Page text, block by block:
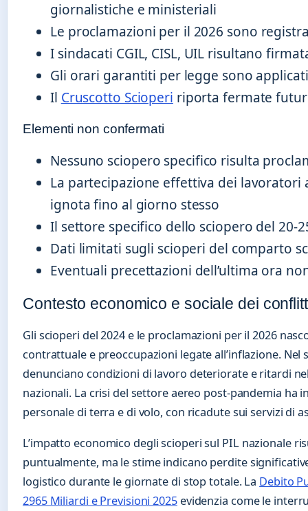
giornalistiche e ministeriali
Le proclamazioni per il 2026 sono
I sindacati CGIL, CISL, UIL risultano
Gli orari garantiti per legge sono
Il Cruscotto Scioperi riporta fermate
Elementi non confermati
Nessuno sciopero specifico risulta
La partecipazione effettiva dei
ignota fino al giorno stesso
Il settore specifico dello sciopero del
Dati limitati sugli scioperi del comparto
Eventuali precettazioni dell’ultima ora
Contesto economico e sociale dei
Gli scioperi del 2024 e le proclamazioni per il 2026
contrattuale e preoccupazioni legate all’inflazione.
denunciano condizioni di lavoro deteriorate e ritardi
nazionali. La crisi del settore aereo post-pandemia ha
personale di terra e di volo, con ricadute sui servizi di
L’impatto economico degli scioperi sul PIL nazionale
puntualmente, ma le stime indicano perdite
logistico durante le giornate di stop totale. La Debito
2965 Miliardi e Previsioni 2025evidenzia come le